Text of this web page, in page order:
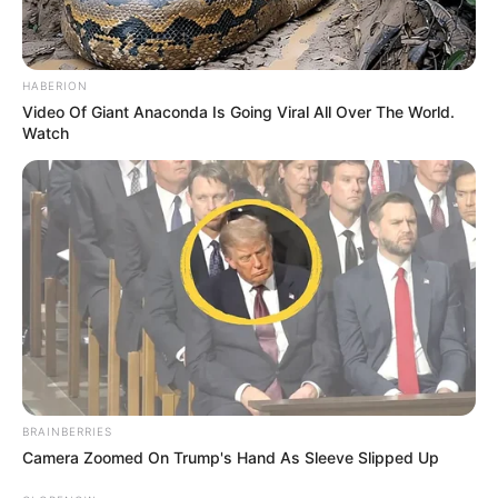
favor, active las notificaciones de Alerta.
ACTIVAR AHORA
TEMAS DESTACADOS
EMERGENCIAS POR LLUVIAS
FUERTES LLUVIAS
VIA AL LLANO
LIGA BETPLAY
METRO DE MEDELLÍN
CORTES DE LUZ
CORTES DE AGUA
FENÓMENO DEL NIÑO
HABERION
Video Of Giant Anaconda Is Going Viral All Over The World.
Watch
BRAINBERRIES
Camera Zoomed On Trump's Hand As Sleeve Slipped Up